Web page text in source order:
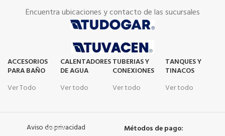
Encuentra ubicaciones y contacto de las sucursales
ACCESORIOS
PARA BAÑO
Ver Todo
CALENTADORES
DE AGUA
Ver todo
TUBERIAS Y
CONEXIONES
Ver todo
TANQUES Y
TINACOS
Ver todo
Aviso de privacidad
Métodos de pago: